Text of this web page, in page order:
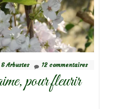
Arbustes 12 commentaires
pour fleurir